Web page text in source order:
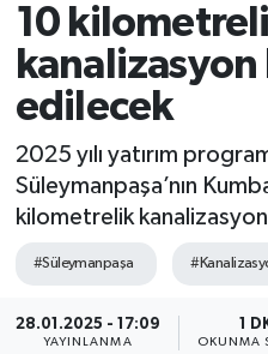
10
kanalizasyon
edilecek
2025 yılı yatırım
Süleymanpaşa’nın
kilometrelik
#Süleymanpaşa
28.01.2025 - 17:09
YAYINLANMA
1
OKUNMA
Spor
Eğitim
Resmi Reklamlar
Tekirdağ
Ekonomi
Tekirdağ Trafik
Süper Lig Puan
Son Dakika Haberleri
Haber Arşivi